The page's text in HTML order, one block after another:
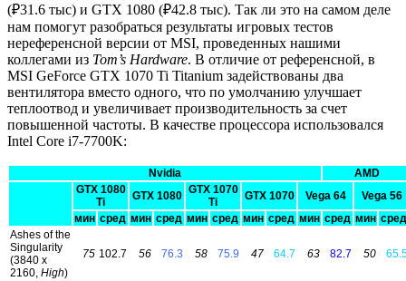
(₽31.6 тыс) и GTX 1080 (₽42.8 тыс). Так ли это на самом деле
нам помогут разобраться результаты игровых тестов
нереференсной версии от MSI, проведенных нашими
коллегами из Tom’s Hardware. В отличие от референсной, в
MSI GeForce GTX 1070 Ti Titanium задействованы два
вентилятора вместо одного, что по умолчанию улучшает
теплоотвод и увеличивает производительность за счет
повышенной частоты. В качестве процессора использовался
Intel Core i7-7700K:
Nvidia
AMD
GTX 1080
Ti
GTX 1080 GTX 1070
Ti
GTX 1070 Vega 64
Vega 56
мин сред мин сред мин сред мин сред мин сред мин сред
Ashes of the
Singularity
(3840 x
2160, High)
75 102.7 56 76.3 58 75.9 47 64.7 63 82.7 50